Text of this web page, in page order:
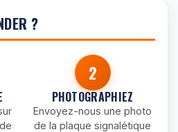
?
2
PHOTOGRAPHIEZ
Envoyez-nous une photo
de la plaque signalétique